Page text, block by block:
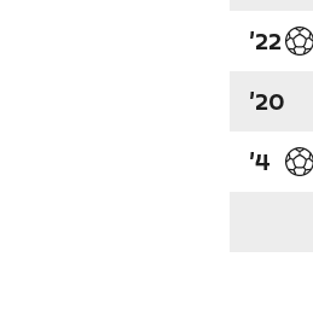
'22
'20
'4